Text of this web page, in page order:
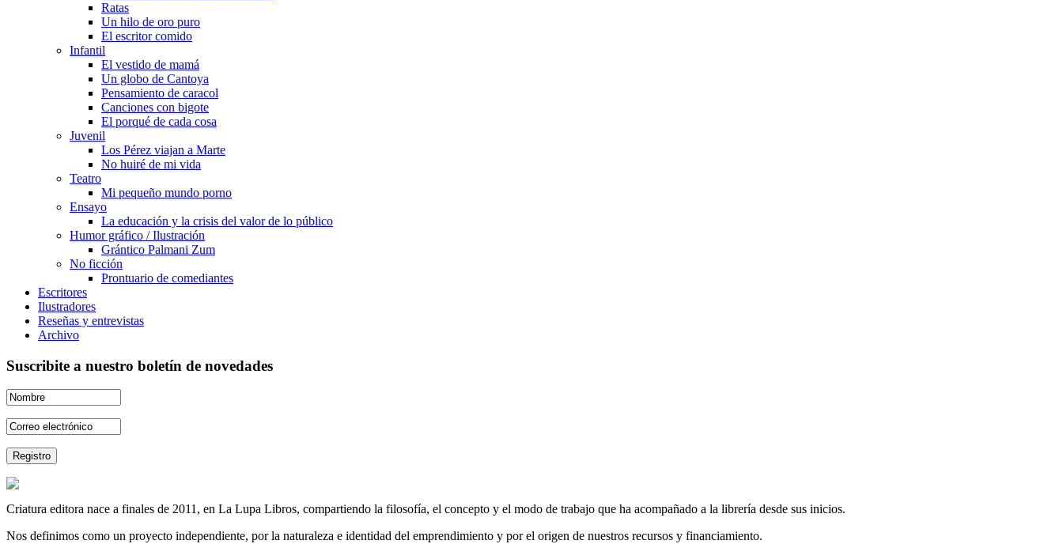
Ratas
Un hilo de oro puro
El escritor comido
Infantil
El vestido de mamá
Un globo de Cantoya
Pensamiento de caracol
Canciones con bigote
El porqué de cada cosa
Juvenil
Los Pérez viajan a Marte
No huiré de mi vida
Teatro
Mi pequeño mundo porno
Ensayo
La educación y la crisis del valor de lo público
Humor gráfico / Ilustración
Grántico Palmani Zum
No ficción
Prontuario de comediantes
Escritores
Ilustradores
Reseñas y entrevistas
Archivo
Suscribite a nuestro boletín de novedades
Criatura editora nace a finales de 2011, en La Lupa Libros, compartiendo la filosofía, el concepto y el modo de trabajo que ha acompañado a la librería desde sus inicios.
Nos definimos como un proyecto independiente, por la naturaleza e identidad del emprendimiento y por el origen de nuestros recursos y financiamiento.